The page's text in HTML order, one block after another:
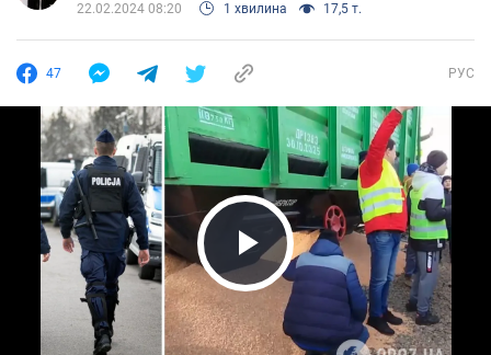
22.02.2024 08:20 1 хвилина 17,5 т.
47 РУС
Play Video